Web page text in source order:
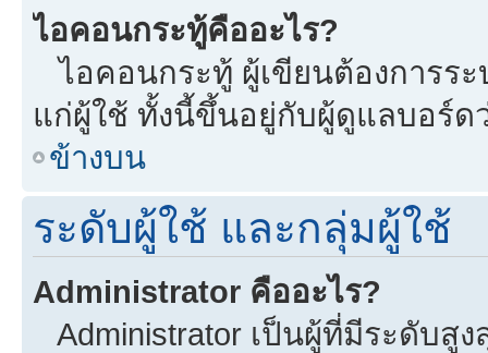
ไอคอนกระทู้คืออะไร?
ไอคอนกระทู้ ผู้เขียนต้องการร
แก่ผู้ใช้ ทั้งนี้ขึ้นอยู่กับผู้ดูแลบอร์ด
ข้างบน
ระดับผู้ใช้ และกลุ่มผู้ใช้
Administrator คืออะไร?
Administrator เป็นผู้ที่มีระดับสู